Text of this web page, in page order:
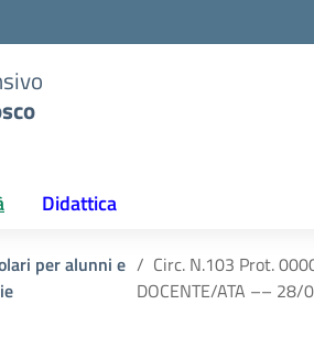
Didattica
per alunni e
Circ. N.103 Prot.
DOCENTE/ATA ––